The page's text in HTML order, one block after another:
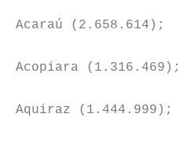
Acaraú (2.658.614);
Acopiara (1.316.469);
Aquiraz (1.444.999);